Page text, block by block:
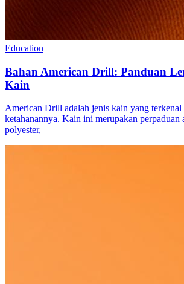
Education
Bahan American Drill: Panduan
Kain
American Drill adalah jenis kain yang terkenal
ketahanannya. Kain ini merupakan perpaduan
polyester,